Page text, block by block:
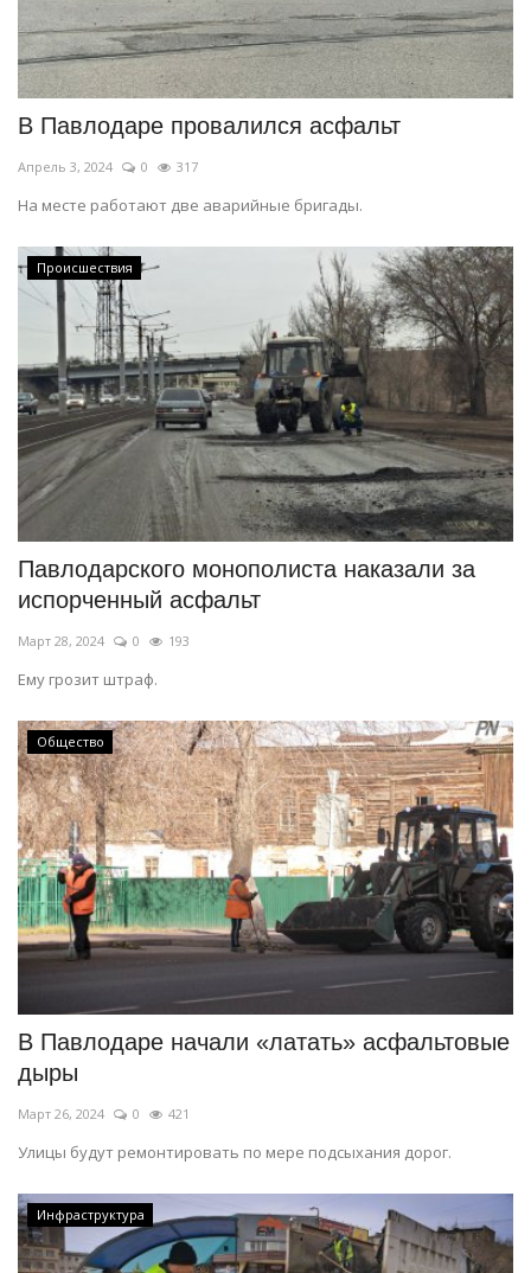
В Павлодаре провалился асфальт
Апрель 3, 2024 0 317
На месте работают две аварийные бригады.
Происшествия
Павлодарского монополиста наказали за
испорченный асфальт
Март 28, 2024 0 193
Ему грозит штраф.
Общество
В Павлодаре начали «латать» асфальтовые
дыры
Март 26, 2024 0 421
Улицы будут ремонтировать по мере подсыхания дорог.
Инфраструктура